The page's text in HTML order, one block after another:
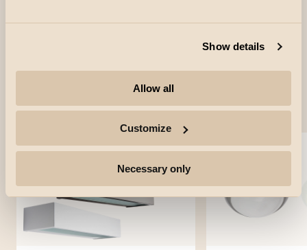
Show details
Allow all
Customize
Necessary only
Verwendete Produkte